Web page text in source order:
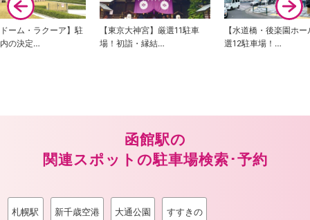
ーム・ラクーア】駐
の決定…
【東京大神宮】厳選11駐車
場！初詣・縁結…
【水道橋・後楽園ホ
選12駐車場！…
函館駅の
関連スポットの駐車場検索･予約
札幌駅 新千歳空港 大通公園 すすきの